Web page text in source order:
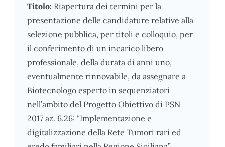
Titolo: Riapertura dei termini per la
presentazione delle candidature relative alla
selezione pubblica, per titoli e colloquio, per
il conferimento di un incarico libero
professionale, della durata di anni uno,
eventualmente rinnovabile, da assegnare a
Biotecnologo esperto in sequenziatori
nell’ambito del Progetto Obiettivo di PSN
2017 az. 6.26: “Implementazione e
digitalizzazione della Rete Tumori rari ed